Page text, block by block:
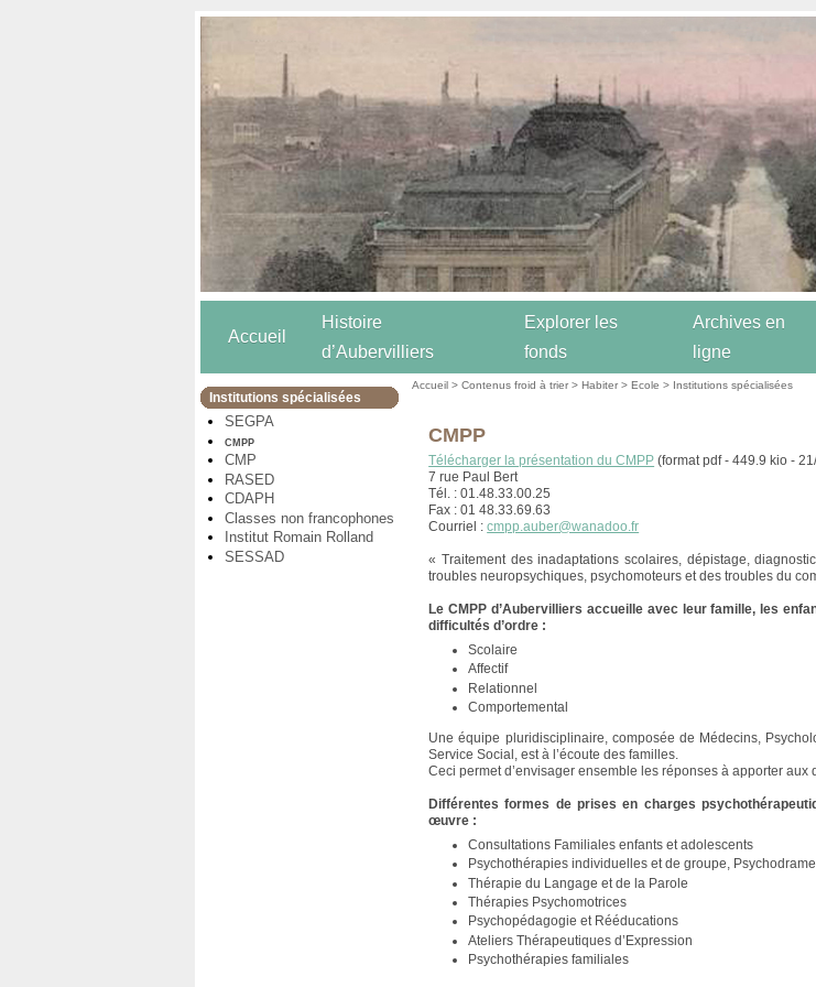
Accueil
Histoire
d’Aubervilliers
Explorer les
fonds
Archives en
ligne
Institutions spécialisées
SEGPA
CMPP
CMP
RASED
CDAPH
Classes non francophones
Institut Romain Rolland
SESSAD
Accueil >Contenus froid à trier >Habiter >Ecole > Institutions spécialisées
CMPP
Télécharger la présentation du CMPP (format pdf - 449.9 kio -
7 rue Paul Bert
Tél. : 01.48.33.00.25
Fax : 01 48.33.69.63
Courriel :cmpp.auber@wanadoo.fr
« Traitement des inadaptations scolaires, dépistage,
troubles neuropsychiques, psychomoteurs et des troubles du
Le CMPP d’Aubervilliers accueille avec leur famille, les
difficultés d’ordre :
Scolaire
Affectif
Relationnel
Comportemental
Une équipe pluridisciplinaire, composée de Médecins,
Service Social, est à l’écoute des familles.
Ceci permet d’envisager ensemble les réponses à apporter aux
Différentes formes de prises en charges
œuvre :
Consultations Familiales enfants et adolescents
Psychothérapies individuelles et de groupe, Psychodrame
Thérapie du Langage et de la Parole
Thérapies Psychomotrices
Psychopédagogie et Rééducations
Ateliers Thérapeutiques d’Expression
Psychothérapies familiales